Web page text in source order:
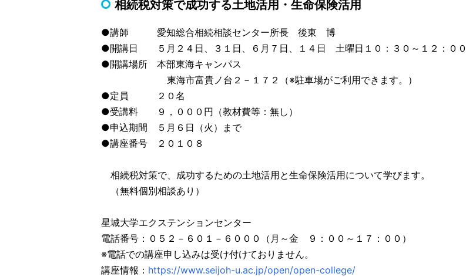
相続税対策で成功する土地活用・生命保険活用
●講師 愛知総合相続相談センター所長 後東 博
●開講日 ５月２４日、３１日、６月７日、１４日 土曜日１０：３０～１２：００
●開講場所 本部東海キャンパス
東海市富貴ノ台２－１７２（※駐車場がご利用できます。）
●定員 ２０名
●受講料 ９，０００円（教材費等：無し）
●申込期間 ５月６日（火）まで
●講座番号 ２０１０８
相続税対策で、成功するための土地活用と生命保険活用について学びます。
（無料個別相談あり）
星城大学エクステンションセンター
電話番号：０５２－６０１－６０００（月～金 ９：００～１７：００）
※電話での講座申し込みは受け付けておりません。
講座情報： https://www.seijoh-u.ac.jp/open/open-college/